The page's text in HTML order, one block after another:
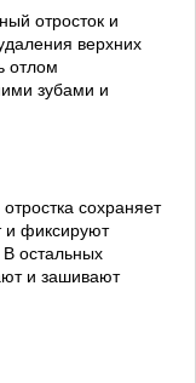
отросток и
верхних
отлом
зубами и
сохраняет
и фиксируют
остальных
и зашивают